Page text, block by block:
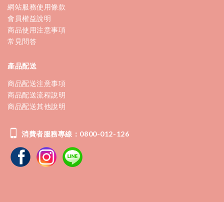
消費者服務專線：0800-012-126
產品配送
商品配送注意事項
商品配送流程說明
商品配送其他說明
網站服務使用條款
會員權益說明
商品使用注意事項
常見問答